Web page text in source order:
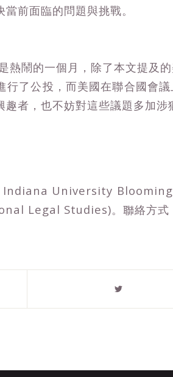
前面臨的問題與挑戰。
熱鬧的一個月，除了本文提及
行了公投，而美國在聯合國會
者，也不妨對這些議題多加涉
Indiana University
Legal Studies)。聯絡方式